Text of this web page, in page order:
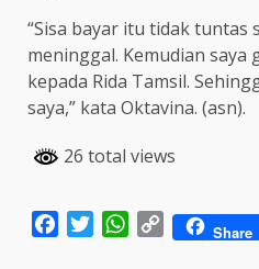
“Sisa bayar itu tidak tuntas
meninggal. Kemudian
kepada Rida Tamsil.
saya,” kata Oktavina. (asn).
26 total views
FacebookTwitterWhatsApp
Copy Share